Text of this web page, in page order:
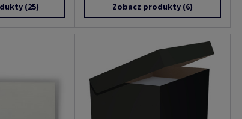
(25) Zobacz produkty (6)